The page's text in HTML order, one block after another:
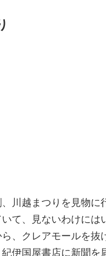
、川越まつりを見物
て、見ないわけには
、クレアモールを
伊国屋書店に新聞